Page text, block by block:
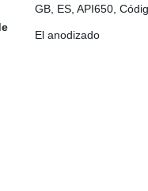
GB, ES, API650,
El anodizado